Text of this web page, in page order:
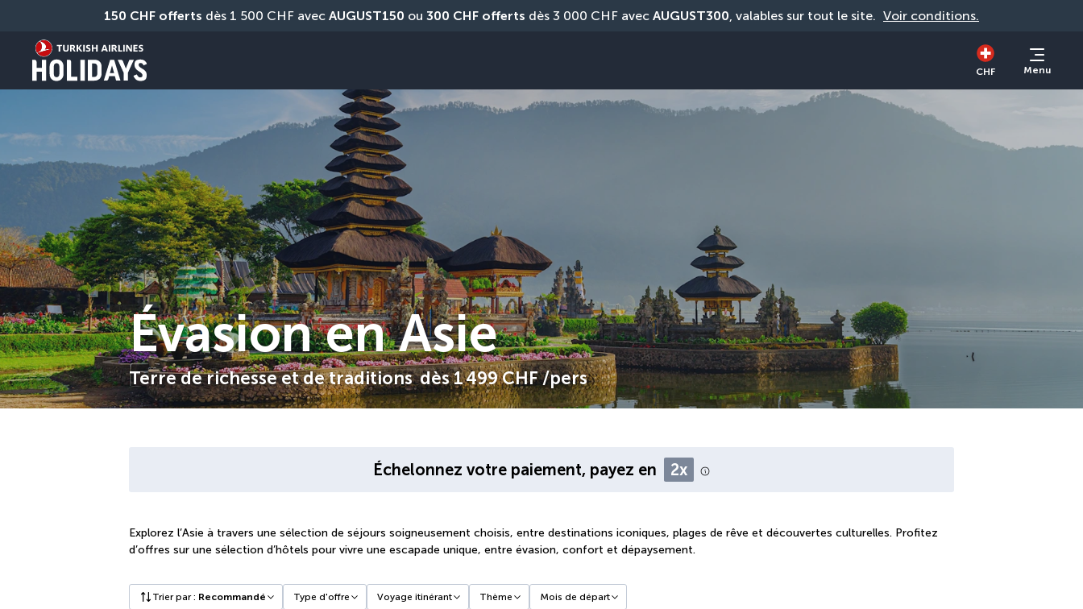
150 CHF offerts dès 1 500 CHF avec AUGUST150 ou 300 CHF offerts dès 3 000 CHF avec AUGUST300, valables sur tout le site. Voir conditions.
CHF Menu
Évasion en Asie
Terre de richesse et de traditions dès1 499 CHF/pers
Échelonnez votre paiement, payez en 2x
Explorez l’Asie à travers une sélection de séjours soigneusement choisis, entre destinations iconiques, plages de rêve et découvertes culturelles. Profitez
d’offres sur une sélection d’hôtels pour vivre une escapade unique, entre évasion, confort et dépaysement.
Trier par: Recommandé Type d'offre Voyage itinérant Thème Mois de départ